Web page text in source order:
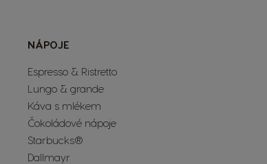
NÁPOJE
Espresso & Ristretto
Lungo & grande
Káva s mlékem
Čokoládové nápoje
Starbucks®
Dallmayr